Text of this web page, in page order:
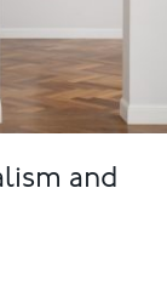
and